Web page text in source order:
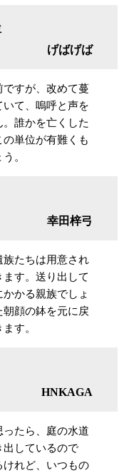
げばげば
すが、改めて蔓
て、嗚呼と声を
。誰かを亡くした
単位が有難くも
。
幸田梓弓
たちは用意され
す。送り出して
かる親族でしょ
顔の鉢を元に戻
す。
HNKAGA
たら、庭の水道
しているので
れど、いつもの